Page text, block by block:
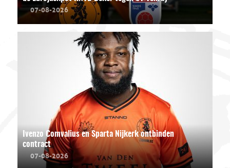
07-08-2026
Ivenzo Comvalius en Sparta Nijkerk ontbinden
contract
07-08-2026